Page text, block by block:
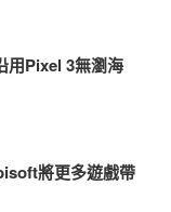
用Pixel 3無瀏海
將更多遊戲帶